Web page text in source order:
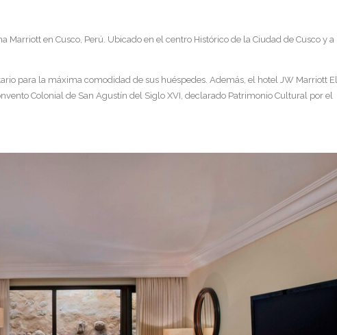
en Cusco, Perú. Ubicado en el centro Histórico de la Ciudad de Cusco y a
para la máxima comodidad de sus huéspedes. Además, el hotel JW Marriott El
Colonial de San Agustín del Siglo XVI, declarado Patrimonio Cultural por el